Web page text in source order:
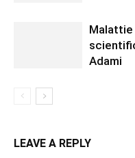
Adami
LEAVE A REPLY